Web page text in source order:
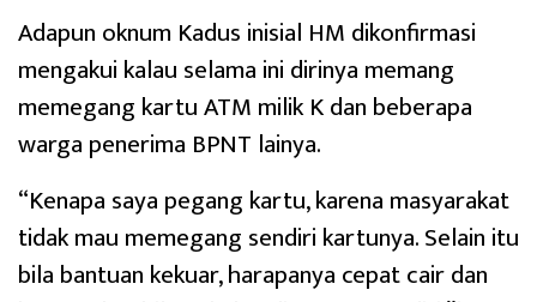
Adapun oknum Kadus inisial HM dikonfirmasi
mengakui kalau selama ini dirinya memang
memegang kartu ATM milik K dan beberapa
warga penerima BPNT lainya.
“Kenapa saya pegang kartu, karena masyarakat
tidak mau memegang sendiri kartunya. Selain itu
bila bantuan kekuar, harapanya cepat cair dan